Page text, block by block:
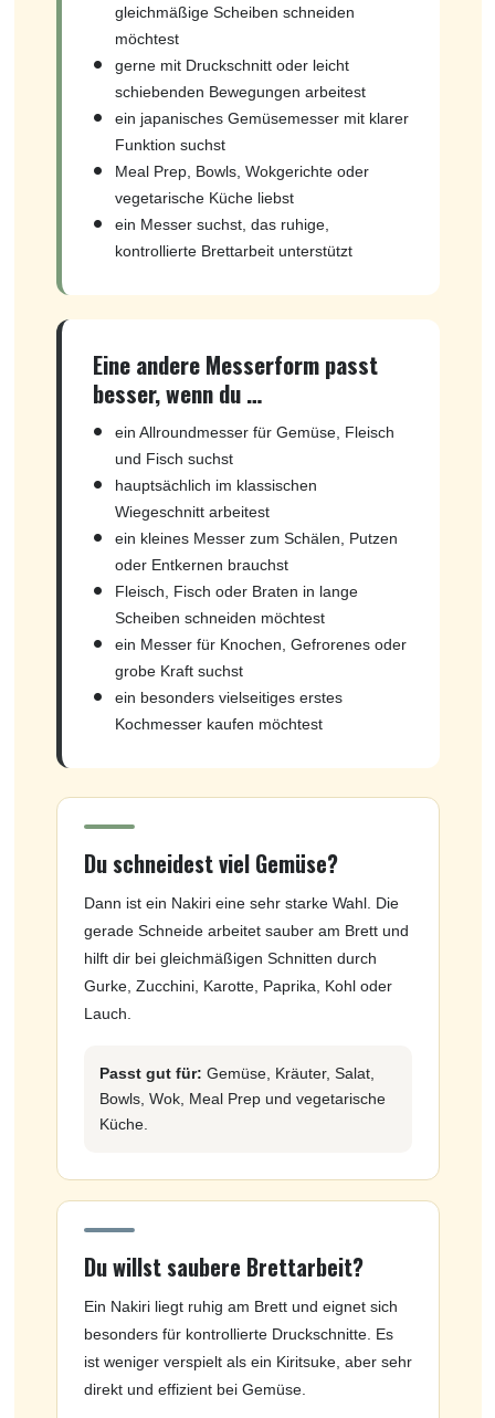
gleichmäßige Scheiben schneiden
möchtest
gerne mit Druckschnitt oder leicht
schiebenden Bewegungen arbeitest
ein japanisches Gemüsemesser mit klarer
Funktion suchst
Meal Prep, Bowls, Wokgerichte oder
vegetarische Küche liebst
ein Messer suchst, das ruhige,
kontrollierte Brettarbeit unterstützt
Eine andere Messerform passt
besser, wenn du …
ein Allroundmesser für Gemüse, Fleisch
und Fisch suchst
hauptsächlich im klassischen
Wiegeschnitt arbeitest
ein kleines Messer zum Schälen, Putzen
oder Entkernen brauchst
Fleisch, Fisch oder Braten in lange
Scheiben schneiden möchtest
ein Messer für Knochen, Gefrorenes oder
grobe Kraft suchst
ein besonders vielseitiges erstes
Kochmesser kaufen möchtest
Du schneidest viel Gemüse?
Dann ist ein Nakiri eine sehr starke Wahl. Die
gerade Schneide arbeitet sauber am Brett und
hilft dir bei gleichmäßigen Schnitten durch
Gurke, Zucchini, Karotte, Paprika, Kohl oder
Lauch.
Passt gut für: Gemüse, Kräuter, Salat,
Bowls, Wok, Meal Prep und vegetarische
Küche.
Du willst saubere Brettarbeit?
Ein Nakiri liegt ruhig am Brett und eignet sich
besonders für kontrollierte Druckschnitte. Es
ist weniger verspielt als ein Kiritsuke, aber sehr
direkt und effizient bei Gemüse.